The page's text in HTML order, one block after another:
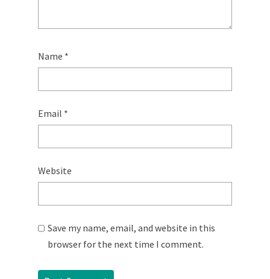
Name *
Email *
Website
Save my name, email, and website in this
browser for the next time I comment.